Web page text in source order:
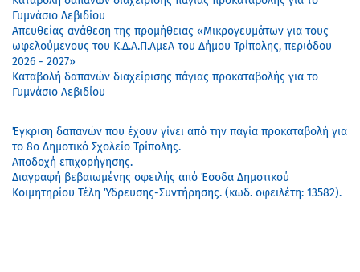
Γυμνάσιο Λεβιδίου
Απευθείας ανάθεση της προμήθειας «Mικρογευμάτων για τους
ωφελούμενους του Κ.Δ.Α.Π.ΑμεΑ του Δήμου Τρίπολης, περιόδου
2026 - 2027»
Καταβολή δαπανών διαχείρισης πάγιας προκαταβολής για το
Γυμνάσιο Λεβιδίου
Έγκριση δαπανών που έχουν γίνει από την παγία προκαταβολή για
το 8ο Δημοτικό Σχολείο Τρίπολης.
Αποδοχή επιχορήγησης.
Διαγραφή βεβαιωμένης οφειλής από Έσοδα Δημοτικού
Κοιμητηρίου Τέλη Ύδρευσης-Συντήρησης. (κωδ. οφειλέτη: 13582).